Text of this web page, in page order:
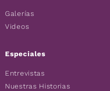
Galerías
Videos
Especiales
Entrevistas
Nuestras Historias